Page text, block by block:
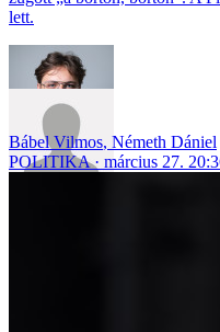
lett.
Bábel Vilmos, Németh Dániel
POLITIKA
március 27.